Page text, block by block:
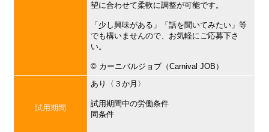
望に合わせて柔軟に調整が可能です。
「少し興味がある」「話を聞いてみたい」等
でも構いませんので、お気軽にご応募下さ
い。
©︎ カーニバルジョブ（Carnival JOB）
試用期間
あり〈３か月〉
試用期間中の労働条件
同条件